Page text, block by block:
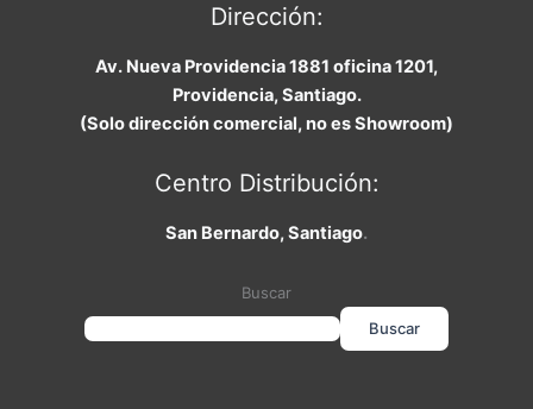
Dirección:
Av. Nueva Providencia 1881 oficina 1201,
Providencia, Santiago.
(Solo dirección comercial, no es Showroom)
Centro Distribución:
San Bernardo, Santiago.
Buscar
Buscar